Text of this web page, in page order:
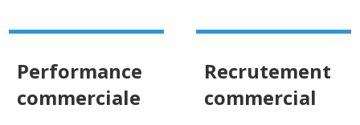
Performance
commerciale
Recrutement
commercial